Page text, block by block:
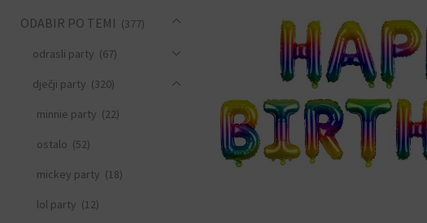
ODABIR PO TEMI (377)
odrasli party (67)
dječji party (320)
minnie party (22)
ostalo (52)
mickey party (18)
lol party (12)